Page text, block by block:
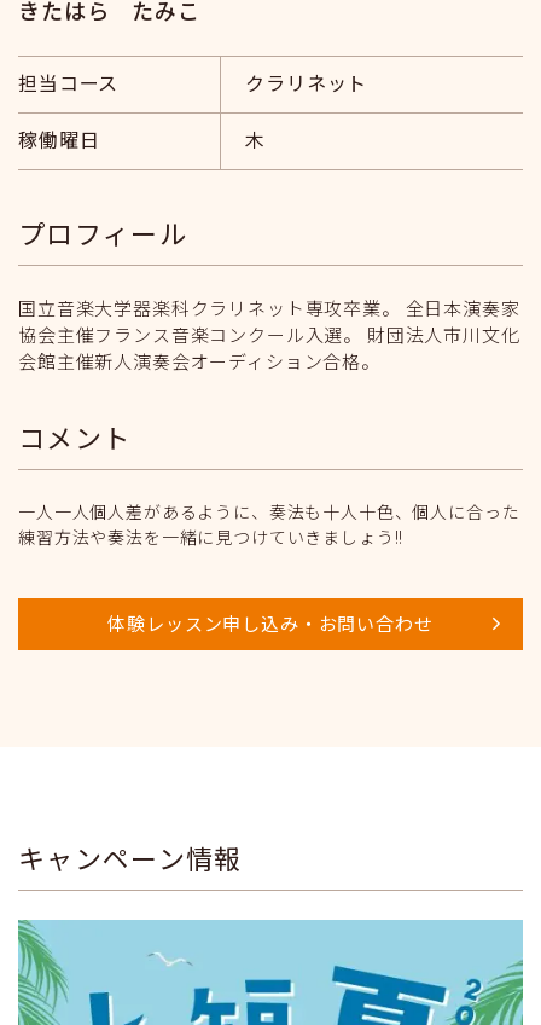
きたはら たみこ
担当コース
クラリネット
稼働曜日
木
プロフィール
国立音楽大学器楽科クラリネット専攻卒業。 全日本演奏家
協会主催フランス音楽コンクール入選。 財団法人市川文化
会館主催新人演奏会オーディション合格。
コメント
一人一人個人差があるように、奏法も十人十色、個人に合った
練習方法や奏法を一緒に見つけていきましょう!!
体験レッスン申し込み・お問い合わせ
キャンペーン情報